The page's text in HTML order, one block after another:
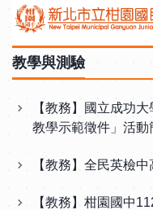
跳
主
要
內
教學與測驗
【教務】國立成功
教學示範徵件」活動
【教務】全民英檢
【教務】柑園國中